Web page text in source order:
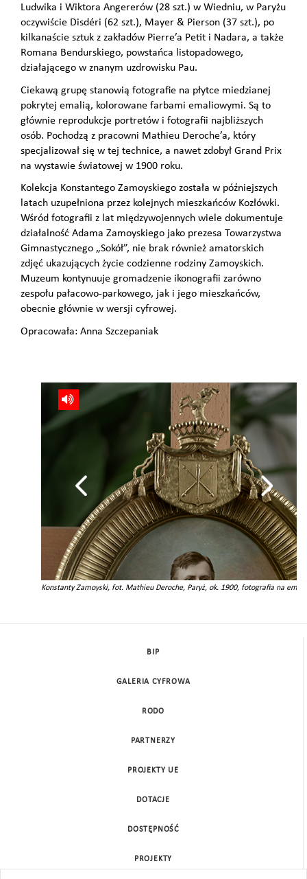
Ludwika i Wiktora Angererów (28 szt.) w Wiedniu, w Paryżu
oczywiście Disdéri (62 szt.), Mayer & Pierson (37 szt.), po
kilkanaście sztuk z zakładów Pierre’a Petit i Nadara, a także
Romana Bendurskiego, powstańca listopadowego,
działającego w znanym uzdrowisku Pau.
Ciekawą grupę stanowią fotografie na płytce miedzianej
pokrytej emalią, kolorowane farbami emaliowymi. Są to
głównie reprodukcje portretów i fotografii najbliższych
osób. Pochodzą z pracowni Mathieu Deroche’a, który
specjalizował się w tej technice, a nawet zdobył Grand Prix
na wystawie światowej w 1900 roku.
Kolekcja Konstantego Zamoyskiego została w późniejszych
latach uzupełniona przez kolejnych mieszkańców Kozłówki.
Wśród fotografii z lat międzywojennych wiele dokumentuje
działalność Adama Zamoyskiego jako prezesa Towarzystwa
Gimnastycznego „Sokół”, nie brak również amatorskich
zdjęć ukazujących życie codzienne rodziny Zamoyskich.
Muzeum kontynuuje gromadzenie ikonografii zarówno
zespołu pałacowo-parkowego, jak i jego mieszkańców,
obecnie głównie w wersji cyfrowej.
Opracowała: Anna Szczepaniak
Konstanty Zamoyski, fot. Mathieu Deroche, Paryż, ok. 1900, fotografia na emalii
BIP
GALERIA CYFROWA
RODO
PARTNERZY
PROJEKTY UE
DOTACJE
DOSTĘPNOŚĆ
PROJEKTY